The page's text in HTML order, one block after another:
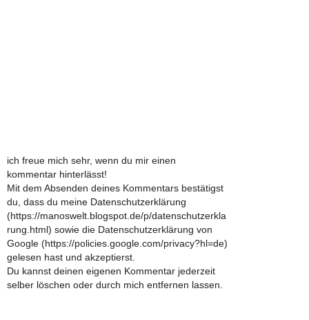
ich freue mich sehr, wenn du mir einen
kommentar hinterlässt!
Mit dem Absenden deines Kommentars bestätigst
du, dass du meine Datenschutzerklärung
(https://manoswelt.blogspot.de/p/datenschutzerkla
rung.html) sowie die Datenschutzerklärung von
Google (https://policies.google.com/privacy?hl=de)
gelesen hast und akzeptierst.
Du kannst deinen eigenen Kommentar jederzeit
selber löschen oder durch mich entfernen lassen.